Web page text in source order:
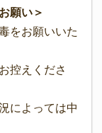
願い＞
をお願いいた
控えくださ
によっては中